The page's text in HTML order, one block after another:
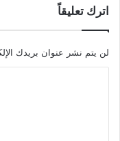
اترك تعليقاً
لن يتم نشر عنوان بريدك